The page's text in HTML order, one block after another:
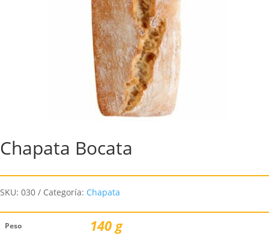
Chapata Bocata
SKU: 030 Categoría: Chapata
Peso 140 g